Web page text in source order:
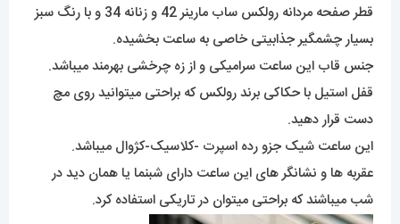
قطر صفحه مردانه رولکس ساب مارینر 42 و زنانه 34 و با رنگ سبز
بسیار چشمگیر جذابیتی خاصی به ساعت بخشیده.
جنس قاب این ساعت سرامیکی و از زه چرخشی بهرمند میباشد.
قفل استیل با حکاکی برند رولکس که براحتی میتوانید روی مچ
دست قرار دهید.
این ساعت شیک جزو رده اسپرت -کلاسیک-کژوال میباشد.
عقربه ها و نشانگر های این ساعت دارای شبنما یا همان دید در
شب میباشند که براحتی میتوان در تاریکی استفاده کرد.